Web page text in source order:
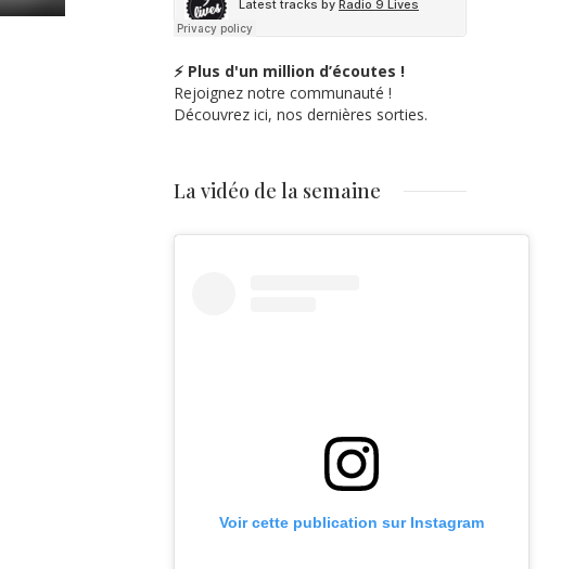
⚡ Plus d'un million d’écoutes !
Rejoignez notre communauté !
Découvrez ici, nos dernières sorties.
La vidéo de la semaine
Voir cette publication sur Instagram